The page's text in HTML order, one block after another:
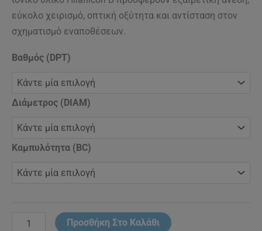
εύκολο χειρισμό, οπτική οξύτητα και αντίσταση στον
σχηματισμό εναποθέσεων.
Βαθμός (DPT)
Διάμετρος (DIAM)
Καμπυλότητα (BC)
Προσθήκη Στο Καλάθι